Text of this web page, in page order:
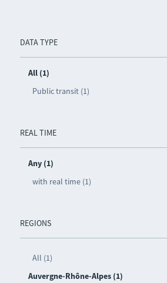
DATA TYPE
All (1)
Public transit (1)
REAL TIME
Any (1)
with real time (1)
REGIONS
All (1)
Auvergne-Rhône-Alpes (1)